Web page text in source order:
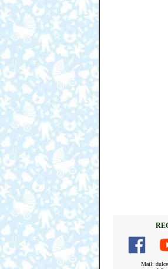
Mail: